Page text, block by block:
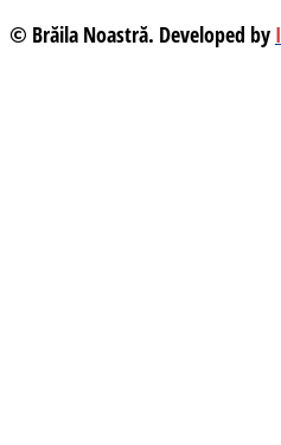
© Brăila Noastră. Developed by I